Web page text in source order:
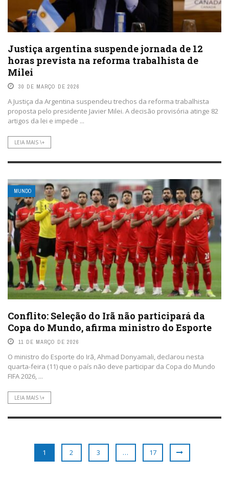
Justiça argentina suspende jornada de 12
horas prevista na reforma trabalhista de
Milei
30 DE MARÇO DE 2026
A Justiça da Argentina suspendeu trechos da reforma trabalhista
proposta pelo presidente Javier Milei. A decisão provisória atinge 82
artigos da lei e impede ...
LEIA MAIS \+
MUNDO
Conflito: Seleção do Irã não participará da
Copa do Mundo, afirma ministro do Esporte
11 DE MARÇO DE 2026
O ministro do Esporte do Irã, Ahmad Donyamali, declarou nesta
quarta-feira (11) que o país não deve participar da Copa do Mundo
FIFA 2026, ...
LEIA MAIS \+
1 2 3 … 17